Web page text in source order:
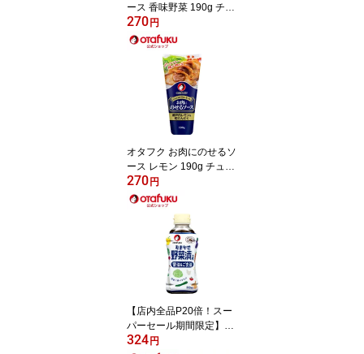
ース 香味野菜 190g チュ
ーブ オタフクソース 粒
たまねぎ 秒でディナー
お手軽 簡単ディナー 秒
でごちそう お肉 厚揚げ
ステーキ チキンソテー
ホットドッグ 簡単料理
時短料理 調味料 焼肉た
270円
オタフク お肉にのせるソ
ース レモン 190g チュー
ブ オタフクソース 瀬戸
内レモン 粒にんにく 秒
でディナー 肉 お手軽 簡
単ディナー 万能 万能調
味料 万能たれ さっぱり
さわやか 隠し味 レモン
ソース ステーキソース
270円
【店内全品P20倍！スー
パーセール期間限定】オ
タフク おまかせ野菜漬の
324円